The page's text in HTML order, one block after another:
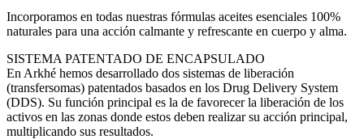
Incorporamos en todas nuestras fórmulas aceites esenciales 100%
naturales para una acción calmante y refrescante en cuerpo y alma.
SISTEMA PATENTADO DE ENCAPSULADO
En Arkhé hemos desarrollado dos sistemas de liberación
(transfersomas) patentados basados en los Drug Delivery System
(DDS). Su función principal es la de favorecer la liberación de los
activos en las zonas donde estos deben realizar su acción principal,
multiplicando sus resultados.